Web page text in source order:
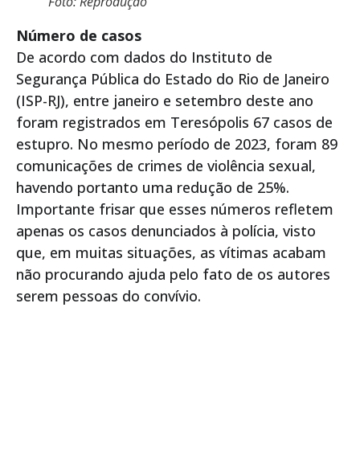
Número de casos
De acordo com dados do Instituto de
Segurança Pública do Estado do Rio de Janeiro
(ISP-RJ), entre janeiro e setembro deste ano
foram registrados em Teresópolis 67 casos de
estupro. No mesmo período de 2023, foram 89
comunicações de crimes de violência sexual,
havendo portanto uma redução de 25%.
Importante frisar que esses números refletem
apenas os casos denunciados à polícia, visto
que, em muitas situações, as vítimas acabam
não procurando ajuda pelo fato de os autores
serem pessoas do convívio.